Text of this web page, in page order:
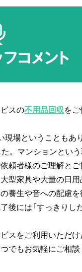
コメント
スの不用品回収を
場ということもあ
。マンションとい
頼者様のご理解と
型家具や大量の日
養生や音への配慮を
には「すっきりし
スをご利用いただ
でもお気軽にご相談